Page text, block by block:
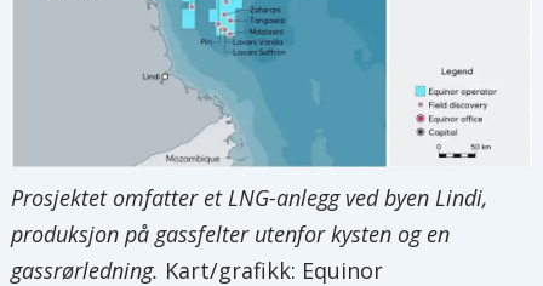
Prosjektet omfatter et LNG-anlegg ved byen Lindi,
produksjon på gassfelter utenfor kysten og en
gassrørledning. Kart/grafikk: Equinor